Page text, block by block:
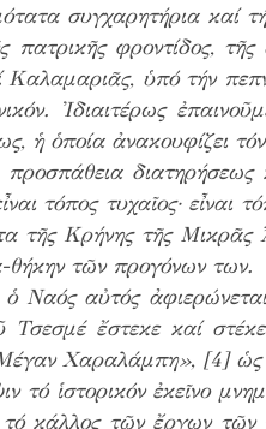
συγχαρητήρια καί
πατρικῆς φροντίδος,
ὑπό τήν
Ἰδιαιτέρως
ἡ ὁποία ἀνακουφίζει
τόπος τυχαῖος· εἶναι
τῆς Κρήνης τῆς Μικρᾶς
θήκην τῶν προγόνων των.
ὁ Ναός αὐτός
Τσεσμέ ἔστεκε καί
Μέγαν Χαραλάμπη», [4]
τό ἱστορικόν ἐκεῖνο
κάλλος τῶν ἔργων